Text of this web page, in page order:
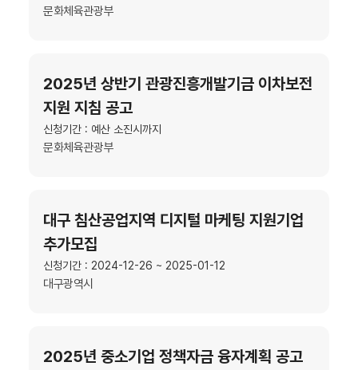
문화체육관광부
2025년 상반기 관광진흥개발기금 이차보전
지원 지침 공고
신청기간 : 예산 소진시까지
문화체육관광부
대구 침산공업지역 디지털 마케팅 지원기업
추가모집
신청기간 : 2024-12-26 ~ 2025-01-12
대구광역시
2025년 중소기업 정책자금 융자계획 공고